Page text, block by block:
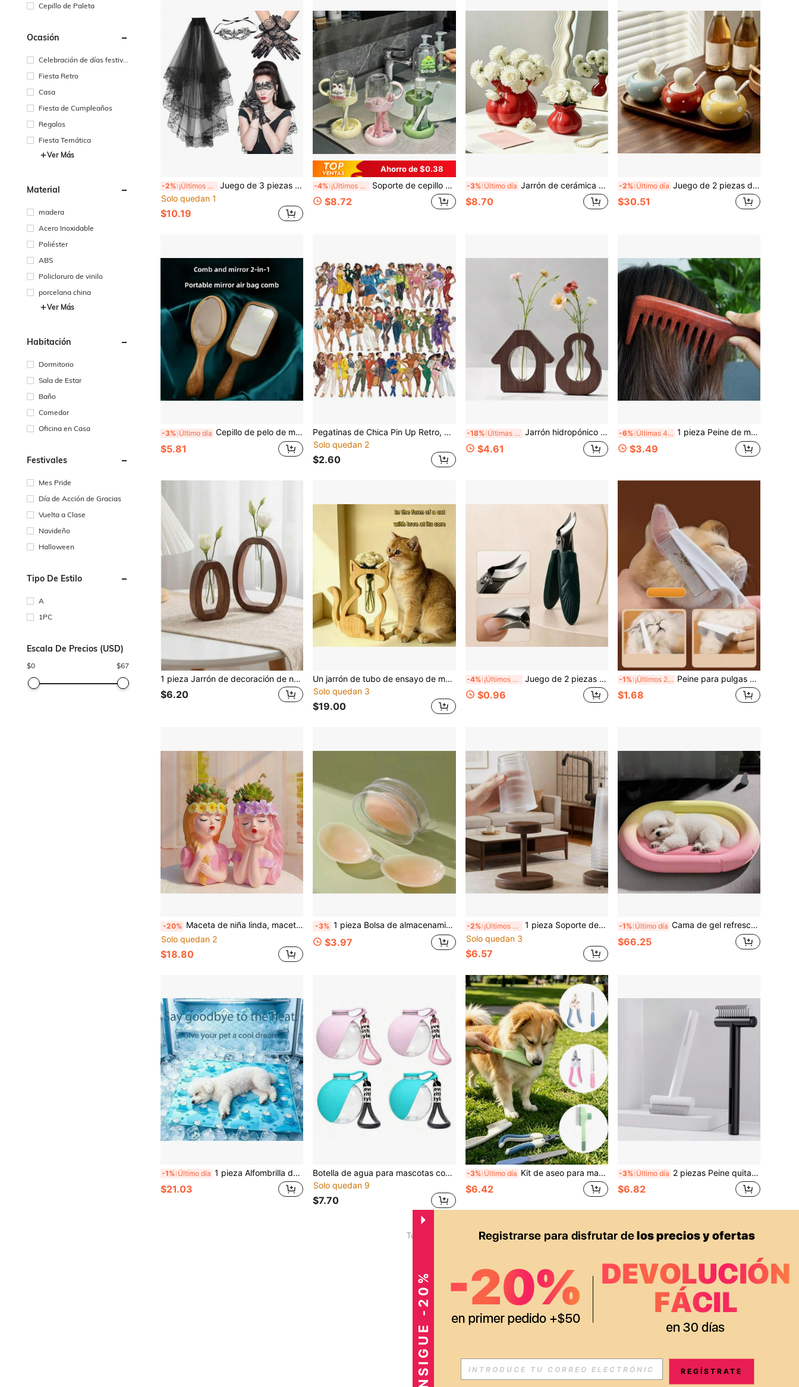
Cepillo de Paleta
Ocasión
Celebración de días festivo
Fiesta Retro
Casa
Fiesta de Cumpleaños
Regalos
Fiesta Temática
Ver Más
Material
madera
Acero Inoxidable
Poliéster
ABS
Policloruro de vinilo
porcelana china
Ver Más
Habitación
Dormitorio
Sala de Estar
Baño
Comedor
Oficina en Casa
Festivales
Mes Pride
Día de Acción de Gracias
Vuelta a Clase
Navideño
Halloween
Tipo De Estilo
A
1PC
Escala De Precios (USD)
$0 $67
-2% ¡Últimos 2 días
Juego de 3 piezas de accesorios de velo de novia de encaje negro para mujeres, velo de novia de tul vintage en capas, máscara de encaje floral y guantes cortos de encaje, decoración de atuendo de novia oscura para Halloween, boda gótica, fiesta renacentista, sesión de fotos de cosplay
Solo quedan 1
$10.19
Ahorro de $0.38
-4% ¡Últimos 2 días Soporte de cepillo de dientes infantil con diseño de dibujos animados lindo con vaso, estante de almacenamiento de cepillo de dientes y pasta de dientes a prueba de polvo para el baño, soporte de secado 2 en 1 con base de drenaje, diseño de animal kawaii adecuado para niños, material de plástico, aplicable para lavabo de baño, dormitorio, viaje, almacenamiento en el hogar
$8.72
-3% Último día Jarrón de cerámica con patrón de lazo y calabaza, maceta minimalista mini para flores secas, decoración de escritorio estética, artículo romántico individual, adecuado para sala de estar, dormitorio, balcón, decoración del hogar, boda y fiesta de inauguración de la casa
$8.70
-2% Último día Juego de 2 piezas de tarros de cerámica con diseño de hongos y lunares lindos, con tapas y cucharas, recipientes herméticos para almacenar especias con bandeja de bambú, soporte a prueba de polvo para condimentos en la encimera de la cocina, regalo adorable de utensilio de cocina para cocineros en casa
$30.51
-3% Último día Cepillo de pelo de madera 2 en 1 con cojín de aire y espejo incorporado, peine de masaje para el cuero cabelludo para el cuidado del cabello y relajación de la cabeza, accesorio de maquillaje portátil para viajes, herramienta de peinado diario para el hogar, dormitorio y baño, regalo de belleza para mujeres, niñas y amantes del cuidado del cabello
$5.81
Pegatinas de Chica Pin Up Retro, 50 Calcomanías Estéticas de Mujeres de Moda Vintage, Pegatinas de Vinilo Impermeables para Portátil, Funda de Teléfono, Álbum de Recortes, Decoración DIY para Adolescentes, Chicas y Adultos
Solo quedan 2
$2.60
-18% Últimas 3 hrs Jarrón hidropónico de madera con tubo de ensayo de vidrio, maceta con forma de casa y calabaza creativa para plantas hidropónicas, jarrón de flores de escritorio para decoración del hogar y oficina, estación de propagación minimalista para plantas hidropónicas, regalo perfecto para amantes de las plantas, inauguración de la casa, boda
$4.61
-6% Últimas 4 hrs 1 pieza Peine de madera de sándalo rojo con dientes anchos, peine antiestaticidad, peine de madera para masaje del cabello, muy adecuado para cabello rizado, liso y largo
$3.49
1 pieza Jarrón de decoración de nogal, jarrón de tubo de ensayo de vidrio transparente, instalación de flores acuáticas pequeñas, jarrón de decoración de flores secas simuladas, jarrón de arte de arreglo floral, decoración de mesa simple, decoración de sala de exposiciones de vida simple, decoración del hogar, jarrón, centro de mesa, decoración de mesa para el Día de San Valentín, boda del Día de San Valentín
$6.20
Un jarrón de tubo de ensayo de madera con forma de gato lindo, diseñado especialmente para los amantes de los gatos - Un jarrón de madera simple que es adecuado para salas de estar, dormitorios y escritorios. Es el regalo ideal para los entusiastas de las plantas y los gatos.
Solo quedan 3
$19.00
-4% ¡Últimos 3 días Juego de 2 piezas de cortauñas de pico curvo para uñas encarnadas con lima de uñas, cortauñas de acero inoxidable con agarre texturizado antideslizante para uñas gruesas encarnadas & paroniquia, herramienta de pedicura portátil para cuidado de pies en casa y salón
$0.96
-1% ¡Últimos 2 días Peine para pulgas y piojos de mascotas con mango antideslizante, cepillo para eliminar pelo de gato y herramienta para eliminar pelo de perro, elimina eficazmente pulgas, caspa y pelo suelto, suministros de aseo para mascotas adecuados para el cuidado diario en el hogar, limpieza en salones de aseo de mascotas y viajes al aire libre, peine para pulgas de mascotas
$1.68
-20% Maceta de niña linda, maceta de resina con corona de flores linda, también se puede usar como decoración. Adecuada para decoración de flores secas en la sala de estar. Perfecta para decoración de escritorio interior para amantes de las plantas. Regalo único para niñas
Solo quedan 2
$18.80
-3% 1 pieza Bolsa de almacenamiento de silicona PVC para sujetador invisible, bolsa transparente multifuncional, bolsa de almacenamiento para productos de tocador, protección solar y cuidado de la piel, bolsa de almacenamiento impermeable portátil para parches de leche, decoración de dormitorio, regreso a la escuela
$3.97
-2% ¡Últimos 2 días
1 pieza Soporte desechable para vasos, Rejilla de drenaje de vasos de papel de nuez, Estante de almacenamiento de escritorio para vasos de agua de mesa de comedor, Soporte para tazas de café, té y vasos de papel
Solo quedan 3
$6.57
-1% Último día Cama de gel refrescante con degradado para mascotas, estera de enfriamiento impermeable y lavable para perros de hasta 50 lbs, cojín de gel de hielo antiarañazos para el verano para perros y gatos pequeños, medianos y grandes, almohadilla de descanso para mascotas de fácil limpieza para interiores y dormitorio
$66.25
-1% Último día 1 pieza Alfombrilla de gel de enfriamiento con diseño de mascota de dibujos animados, almohadilla auto-enfriable para perros y gatos, cama plegable impermeable y antideslizante para disipar el calor, sin necesidad de refrigeración para prevenir el golpe de calor, adecuada para sofá, jaula, coche, interior y exterior para el descanso de mascotas en verano
$21.03
Botella de agua para mascotas con cuenco esférico, botella de beber portátil de silicona para mascotas, taza de agua a prueba de fugas para viajes con mascotas, adecuada para pasear perros y hacer senderismo, fuente de beber plegable para mascotas, adecuada para uso al aire libre de gatos y perros
Solo quedan 9
$7.70
-3% Último día Kit de aseo para mascotas de 3 piezas que incluye cepillo cardador autolimpiante, cortauñas y lima de uñas, peine profesional para quitar pelo de mascotas y herramientas para recortar patas para perros, gatos y mascotas pequeñas, suministros de aseo en el hogar, mango antideslizante, hoja de acero inoxidable afilada
$6.42
-3% Último día 2 piezas Peine quitapelos para mascotas combinado con cortauñas, cepillo de acero inoxidable para el subpelo, adecuado para perros y gatos, cepillo para eliminar nudos sin dolor, adecuado para el cuidado diario de mascotas en el hogar, especialmente diseñado para dueños de mascotas y nuevos dueños de mascotas.
$6.82
Total de 1 páginas 1
CONSIGUE -20% REGÍSTRATE